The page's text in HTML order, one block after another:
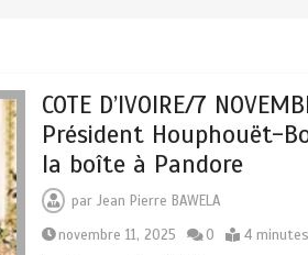
COTE D’IVOIRE/7
Président Houphouët-
la boîte à Pandore
par Jean Pierre BAWELA
novembre 11, 2025
0 4 minutes